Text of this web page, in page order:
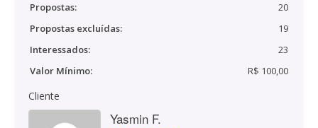
Propostas:
20
Propostas excluídas:
19
Interessados:
23
Valor Mínimo:
R$ 100,00
Cliente
Yasmin F.